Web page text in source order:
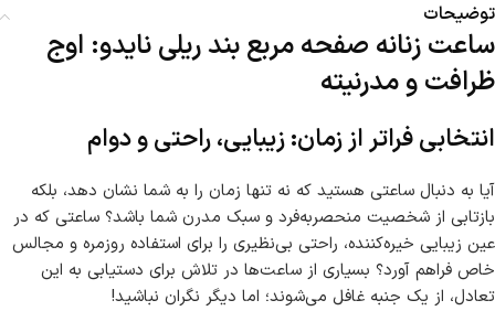
توضیحات
ساعت زنانه صفحه مربع بند ریلی نایدو: اوج
ظرافت و مدرنیته
انتخابی فراتر از زمان: زیبایی، راحتی و دوام
آیا به دنبال ساعتی هستید که نه تنها زمان را به شما نشان دهد، بلکه
بازتابی از شخصیت منحصربه‌فرد و سبک مدرن شما باشد؟ ساعتی که در
عین زیبایی خیره‌کننده، راحتی بی‌نظیری را برای استفاده روزمره و مجالس
خاص فراهم آورد؟ بسیاری از ساعت‌ها در تلاش برای دستیابی به این
تعادل، از یک جنبه غافل می‌شوند؛ اما دیگر نگران نباشید!